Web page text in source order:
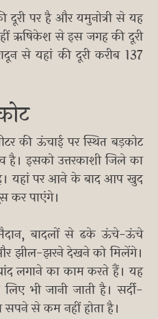
दूरी पर है और यमुनोत्री से यह
ऋषिकेश से इस जगह की दूरी
से यहां की दूरी करीब 137
की ऊंचाई पर स्थित बड़कोट
इसको उत्तरकाशी जिले का
है। यहां पर आने के बाद आप खुद
कर पाएंगे।
बादलों से ढके ऊंचे-ऊंचे
झील-झरने देखने को मिलेंगे।
लगाने का काम करते हैं। यह
भी जानी जाती है। सर्दी-
सपने से कम नहीं होता है।